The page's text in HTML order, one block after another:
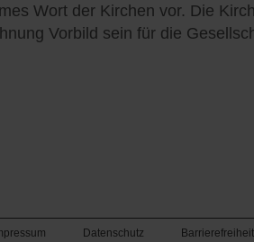
Wort der Kirchen vor. Die
Vorbild sein für die
Datenschutz
Barrierefreiheit